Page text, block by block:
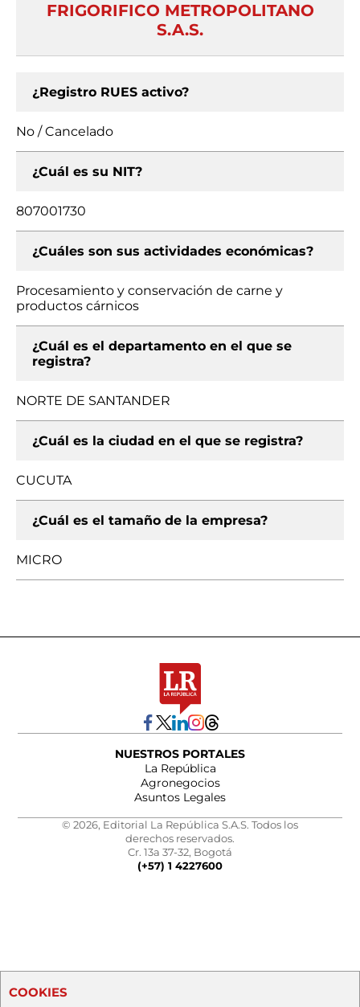
FRIGORIFICO METROPOLITANO
S.A.S.
¿Registro RUES activo?
No / Cancelado
¿Cuál es su NIT?
807001730
¿Cuáles son sus actividades económicas?
Procesamiento y conservación de carne y
productos cárnicos
¿Cuál es el departamento en el que se
registra?
NORTE DE SANTANDER
¿Cuál es la ciudad en el que se registra?
CUCUTA
¿Cuál es el tamaño de la empresa?
MICRO
NUESTROS PORTALES
La República
Agronegocios
Asuntos Legales
© 2026, Editorial La República S.A.S. Todos los
derechos reservados.
Cr. 13a 37-32, Bogotá
(+57) 1 4227600
COOKIES